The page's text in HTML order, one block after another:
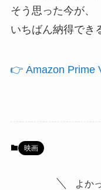
そう思った今が、
いちばん納得でき
👉 Amazon Prime
映画
よか